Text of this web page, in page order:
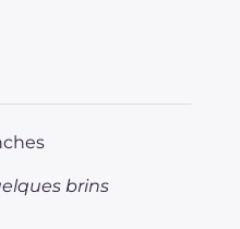
brins